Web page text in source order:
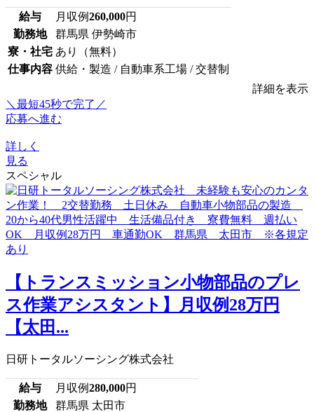
給与 月収例260,000円
勤務地
群馬県 伊勢崎市
寮・社宅 あり（無料）
仕事内容 供給・製造 / 自動車系工場 / 交替制
詳細を表示
＼最短45秒で完了／
応募へ進む
詳しく
見る
スペシャル
【トランスミッション小物部品のプレ
ス作業アシスタント】月収例28万円
【太田...
日研トータルソーシング株式会社
給与 月収例280,000円
勤務地
群馬県 太田市